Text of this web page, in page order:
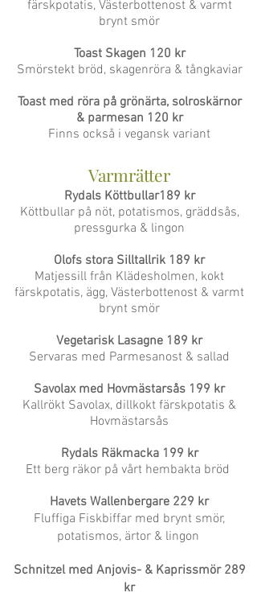
färskpotatis, Västerbottenost & varmt
brynt smör
Toast Skagen 120 kr
Smörstekt bröd, skagenröra & tångkaviar
Toast med röra på grönärta, solroskärnor
& parmesan 120 kr
Finns också i vegansk variant
Varmrätter
Rydals Köttbullar189 kr
Köttbullar på nöt, potatismos, gräddsås,
pressgurka & lingon
Olofs stora Silltallrik 189 kr
Matjessill från Klädesholmen, kokt
färskpotatis, ägg, Västerbottenost & varmt
brynt smör
Vegetarisk Lasagne 189 kr
Servaras med Parmesanost & sallad
Savolax med Hovmästarsås 199 kr
Kallrökt Savolax, dillkokt färskpotatis &
Hovmästarsås
Rydals Räkmacka 199 kr
Ett berg räkor på vårt hembakta bröd
Havets Wallenbergare 229 kr
Fluffiga Fiskbiffar med brynt smör,
potatismos, ärtor & lingon
Schnitzel med Anjovis- & Kaprissmör289
kr